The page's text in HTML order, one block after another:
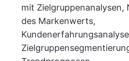
mit Zielgruppenanalysen,
des Markenwerts,